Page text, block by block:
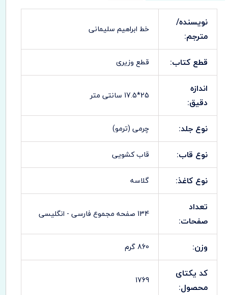
نویسنده/
مترجم:
خط ابراهیم سلیمانی
قطع کتاب: قطع وزیری
اندازه
دقیق:
25*17.5 سانتی متر
نوع جلد: چرمی (ترمو)
نوع قاب: قاب کشویی
نوع کاغذ: گلاسه
تعداد
صفحات:
134 صفحه مجموع فارسی - انگلیسی
وزن: 860 گرم
کد یکتای
محصول:
1769